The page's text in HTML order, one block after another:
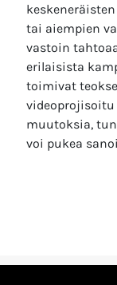
tai aiempien
vastoin
erilaisista
toimivat
videoprojisoitu
muutoksia,
voi pukea